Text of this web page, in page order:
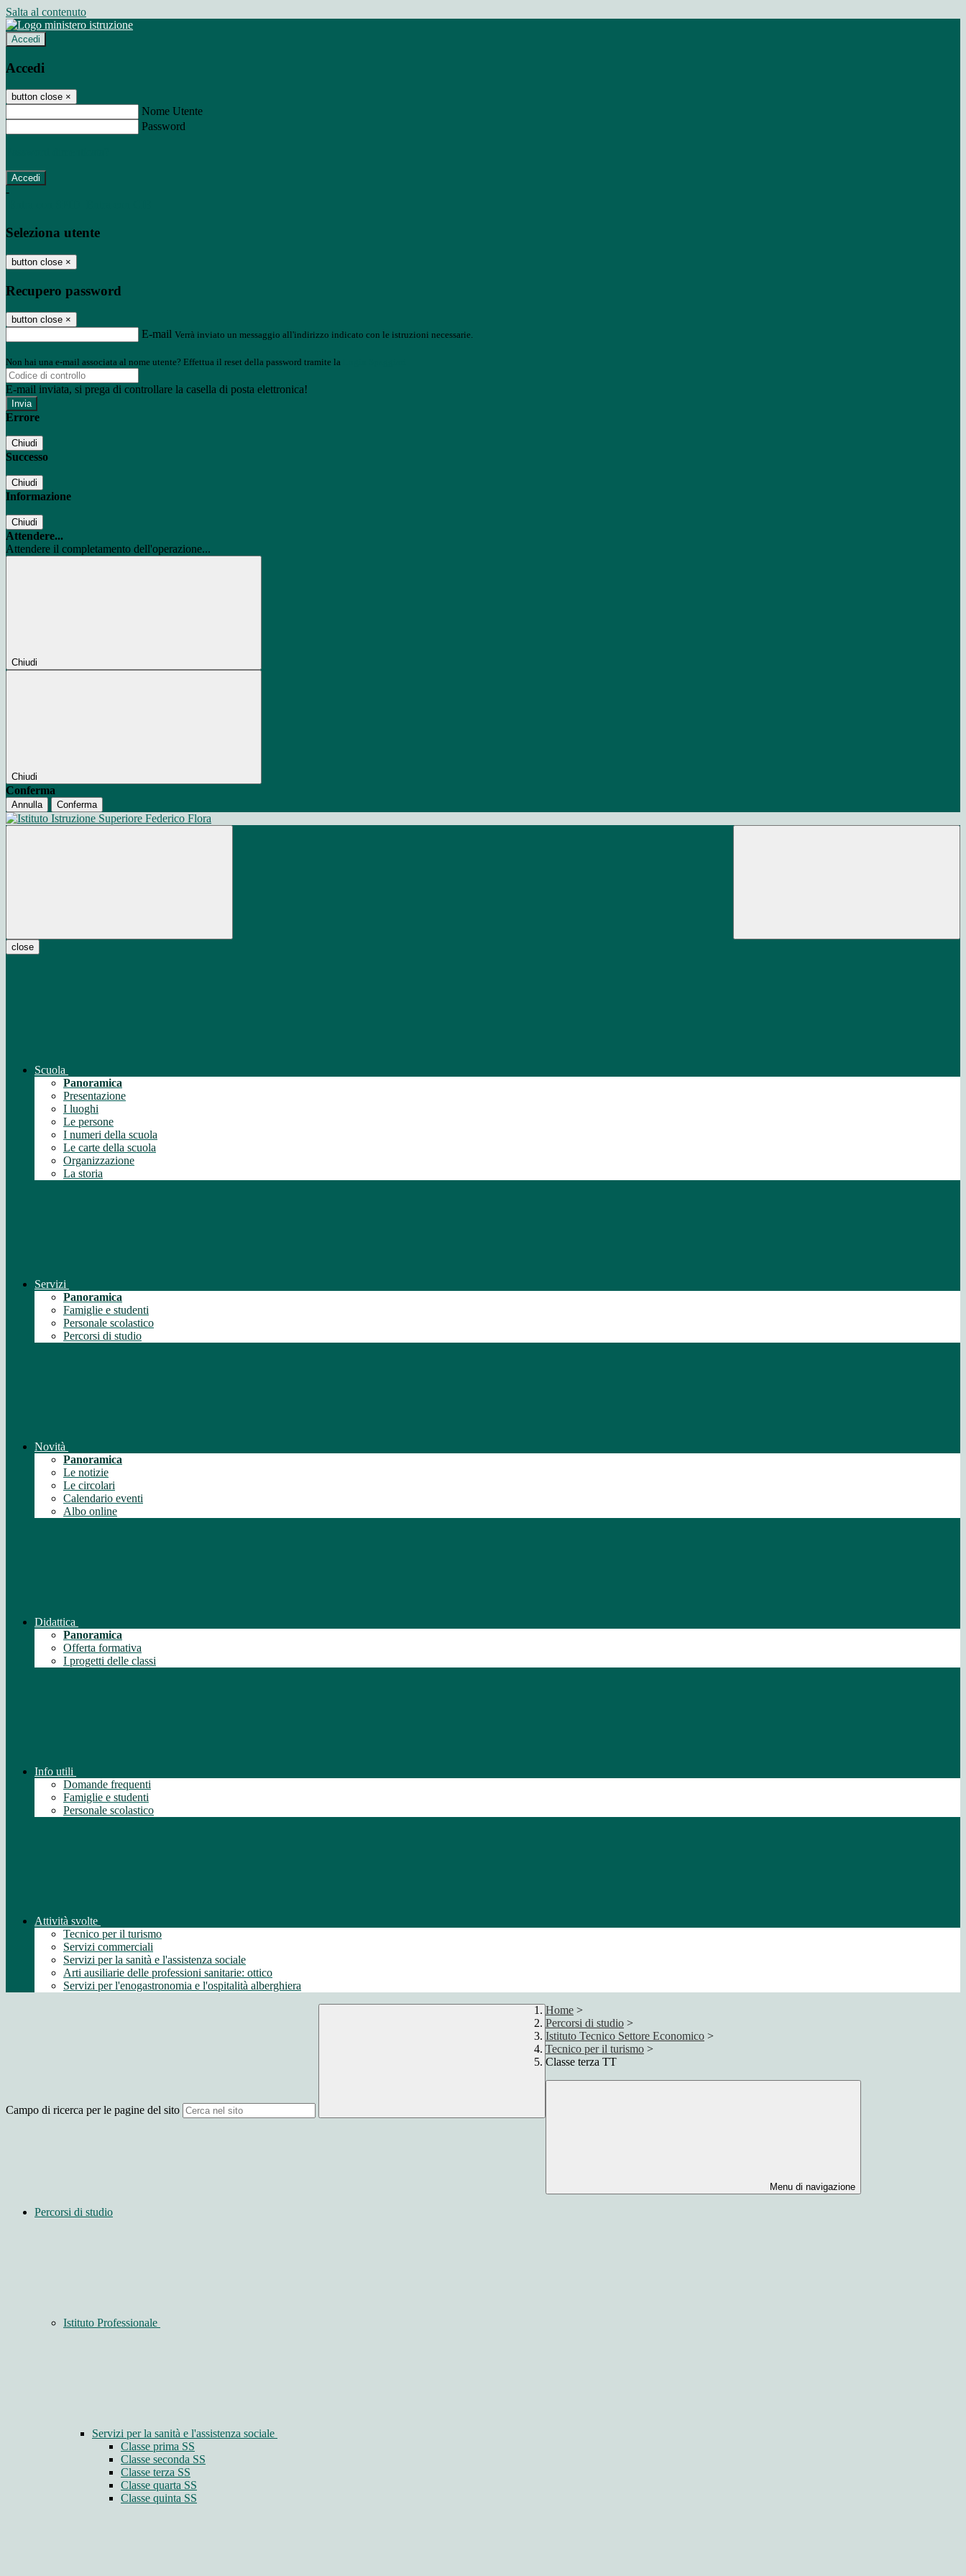
Salta al contenuto
Accedi
Accedi
button close ×
Nome Utente
Password
-
Seleziona utente
button close ×
Recupero password
button close ×
E-mail Verrà inviato un messaggio all'indirizzo indicato con le istruzioni necessarie.
Non hai una e-mail associata al nome utente? Effettua il reset della password tramite la
E-mail inviata, si prega di controllare la casella di posta elettronica!
Errore
Chiudi
Successo
Chiudi
Informazione
Chiudi
Attendere...
Attendere il completamento dell'operazione...
Chiudi
Chiudi
Conferma
Annulla Conferma
close
Scuola
Panoramica
Presentazione
I luoghi
Le persone
I numeri della scuola
Le carte della scuola
Organizzazione
La storia
Servizi
Panoramica
Famiglie e studenti
Personale scolastico
Percorsi di studio
Novità
Panoramica
Le notizie
Le circolari
Calendario eventi
Albo online
Didattica
Panoramica
Offerta formativa
I progetti delle classi
Info utili
Domande frequenti
Famiglie e studenti
Personale scolastico
Attività svolte
Tecnico per il turismo
Servizi commerciali
Servizi per la sanità e l'assistenza sociale
Arti ausiliarie delle professioni sanitarie: ottico
Servizi per l'enogastronomia e l'ospitalità alberghiera
Campo di ricerca per le pagine del sito
Home >
Percorsi di studio >
Istituto Tecnico Settore Economico >
Tecnico per il turismo >
Classe terza TT
Menu di navigazione
Percorsi di studio
Istituto Professionale
Servizi per la sanità e l'assistenza sociale
Classe prima SS
Classe seconda SS
Classe terza SS
Classe quarta SS
Classe quinta SS